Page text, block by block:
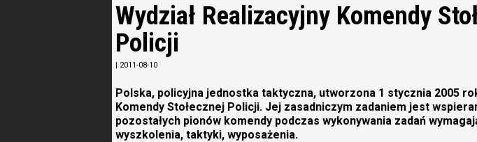
Wydział Realizacyjny Komendy
Policji
| 2011-08-10
Polska, policyjna jednostka taktyczna, utworzona 1 stycznia 2005
Komendy Stołecznej Policji. Jej zasadniczym zadaniem jest
pozostałych pionów komendy podczas wykonywania zadań
wyszkolenia, taktyki, wyposażenia.